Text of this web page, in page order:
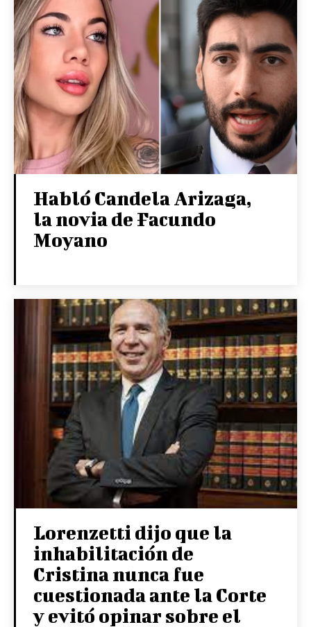
Habló Candela Arizaga,
la novia de Facundo
Moyano
Lorenzetti dijo que la
inhabilitación de
Cristina nunca fue
cuestionada ante la Corte
y evitó opinar sobre el